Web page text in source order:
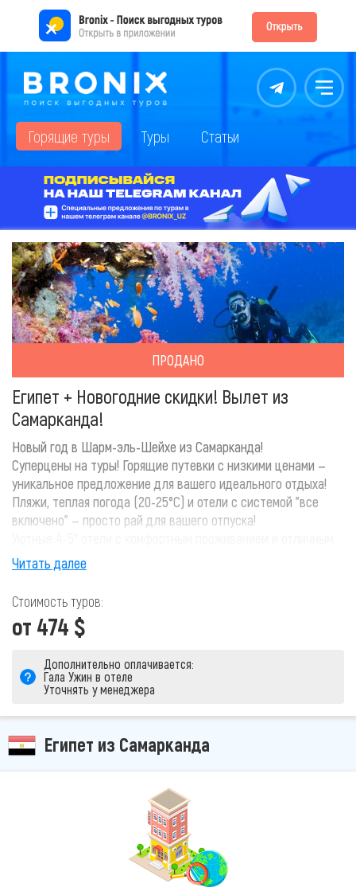
Контакты Меню
Горящие туры Туры Статьи
ПРОДАНО
Египет + Новогодние скидки! Вылет из
Самарканда!
Новый год в Шарм-эль-Шейхе из Самарканда!
Суперцены на туры! Горящие путевки с низкими ценами —
уникальное предложение для вашего идеального отдыха!
Пляжи, теплая погода (20-25°C) и отели с системой "все
включено" — просто рай для вашего отпуска!
обслуживанием!
Включены авиаперелет и трансфер! Всё, что нужно для
отдыха — без лишних затрат!
Забронируйте свой тур прямо сейчас и отправляйтесь в
шанс!
Читать далее
Стоимость туров:
от 474 $
Дополнительно оплачивается:
Гала Ужин в отеле
Уточнять у менеджера
Египет из Самарканда